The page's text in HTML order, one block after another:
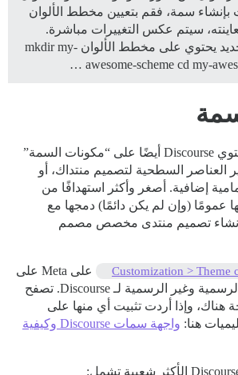
بإنشاء سمة، فقم بتعيين مخطط الألوان
سيتم عكس التغييرات مباشرة.
إنشاء مستودع git جديد يحتوي على مخطط الألوان mkdir my-
awesome-scheme cd my-
على غرار السمات، يحتوي Discourse أيضًا على “مكونات السمة”
العناصر السطحية لتصميم منتداك، أو
إضافية. أصغر وأكثر استهدافًا من
عمومًا (وإن لم يكن دائمًا) دمجها مع
تصميم منتدى مخصص مصمم
Customization > Theme
على Meta على
جميع مكونات السمة الرسمية وغير الرسمية لـ Discourse. تصفح
هناك، وإذا أردت تثبيت أي منها على
هنا:
واجهة سمات Discourse وكيفية